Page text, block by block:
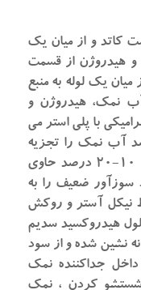
کاتد و از میان یک
و هیدروژن از قسمت
یک لوله به منبع
نمک، هیدروژن و
با پلی استر می
دیافراگمی حدود ۵۰ درصد آب نمک را تجزیه
می کند تا تولید محلول سود سوزآور ۱۰-۲۰ درصد حاوی
سوزآور ضعیف را به
نیکل آستر و روکش
هیدروکسید سدیم
نشین شده و از سود
جداکننده نمک
شستشو کردن ، نمک